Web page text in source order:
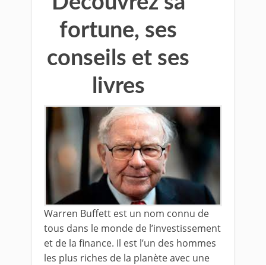
fortune, ses
conseils et ses
livres
Warren Buffett est un nom connu de
tous dans le monde de l’investissement
et de la finance. Il est l’un des hommes
les plus riches de la planète avec une